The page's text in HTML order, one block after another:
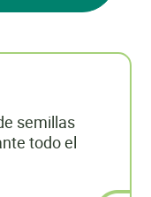
semillas
todo el